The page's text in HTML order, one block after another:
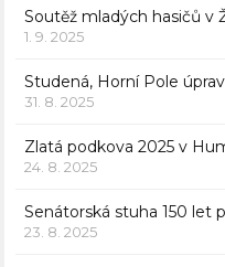
Soutěž mladých hasičů v
1. 9. 2025
Studená, Horní Pole
31. 8. 2025
Zlatá podkova 2025 v
24. 8. 2025
Senátorská stuha 150 let
23. 8. 2025